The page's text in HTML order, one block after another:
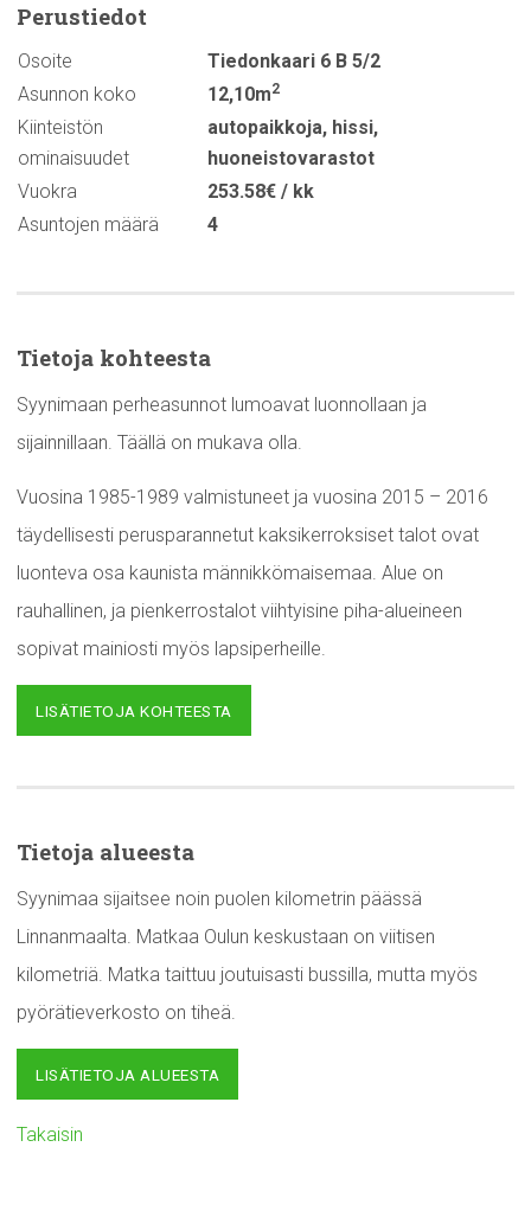
Perustiedot
Osoite
Tiedonkaari 6 B 5/2
Asunnon koko
12,10m2
Kiinteistön
ominaisuudet
autopaikkoja, hissi,
huoneistovarastot
Vuokra
253.58€ / kk
Asuntojen määrä
4
Tietoja kohteesta
Syynimaan perheasunnot lumoavat luonnollaan ja
sijainnillaan. Täällä on mukava olla.
Vuosina 1985-1989 valmistuneet ja vuosina 2015 – 2016
täydellisesti perusparannetut kaksikerroksiset talot ovat
luonteva osa kaunista männikkömaisemaa. Alue on
rauhallinen, ja pienkerrostalot viihtyisine piha-alueineen
sopivat mainiosti myös lapsiperheille.
LISÄTIETOJA KOHTEESTA
Tietoja alueesta
Syynimaa sijaitsee noin puolen kilometrin päässä
Linnanmaalta. Matkaa Oulun keskustaan on viitisen
kilometriä. Matka taittuu joutuisasti bussilla, mutta myös
pyörätieverkosto on tiheä.
LISÄTIETOJA ALUEESTA
Takaisin